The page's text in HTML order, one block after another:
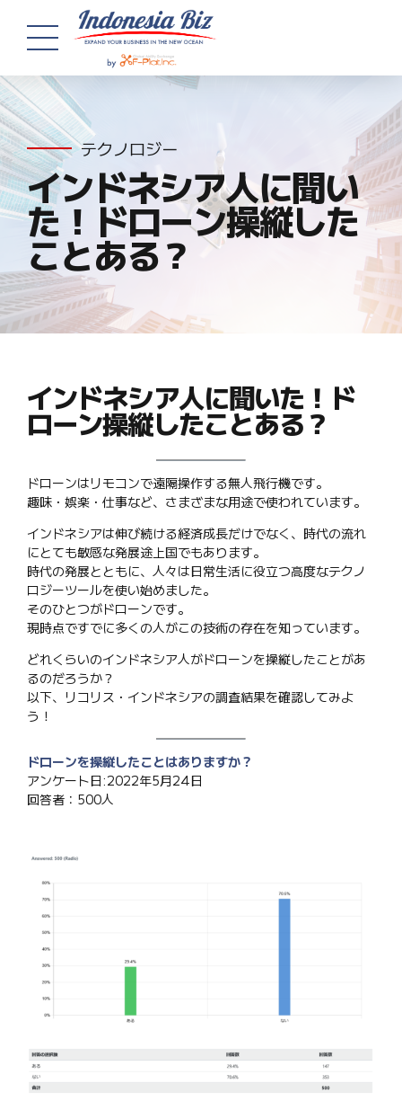
テクノロジー
インドネシア人に聞い
た！ドローン操縦した
ことある？
インドネシア人に聞いた！ド
ローン操縦したことある？
ドローンはリモコンで遠隔操作する無人飛行機です。
趣味・娯楽・仕事など、さまざまな用途で使われています。
インドネシアは伸び続ける経済成長だけでなく、時代の流れ
にとても敏感な発展途上国でもあります。
時代の発展とともに、人々は日常生活に役立つ高度なテクノ
ロジーツールを使い始めました。
そのひとつがドローンです。
現時点ですでに多くの人がこの技術の存在を知っています。
どれくらいのインドネシア人がドローンを操縦したことがあ
るのだろうか？
以下、リコリス・インドネシアの調査結果を確認してみよ
う！
ドローンを操縦したことはありますか？
アンケート日:2022年5月24日
回答者：500人